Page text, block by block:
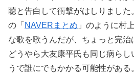
聴と告白して衝撃がはしりました
の「 NAVERまとめ 」のように村
な歌を歌うんだが、ちょっと完治
どうやら大友康平氏も同じ病らし
うで誰にでもかかる可能性があ